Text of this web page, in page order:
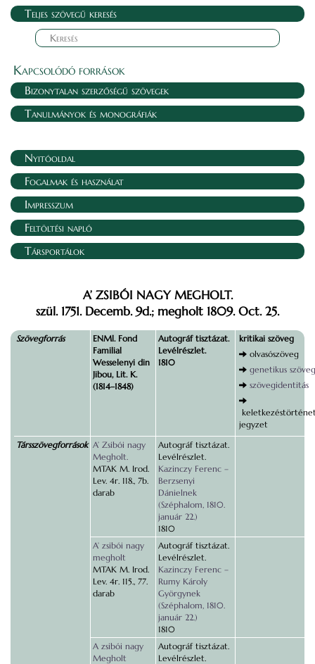
Teljes szövegű keresés
Kapcsolódó források
Bizonytalan szerzőségű szövegek
Tanulmányok és monográfiák
Nyitóoldal
Fogalmak és használat
Impresszum
Feltöltési napló
Társportálok
A’ ZSIBÓI NAGY MEGHOLT.
szül. 1751. Decemb. 9d.; megholt 1809. Oct. 25.
Szövegforrás
ENMl. Fond
Familial
Wesselenyi din
Jibou, Lit. K.
(1814–1848)
Autográf tisztázat.
Levélrészlet.
1810
kritikai szöveg
olvasószöveg
genetikus szöveg
szövegidentitás
jegyzet
Társszövegforrások A’ Zsibói nagy
Megholt.
MTAK M. Irod.
Lev. 4r. 118., 7b.
darab
Autográf tisztázat.
Levélrészlet.
Kazinczy Ferenc –
Berzsenyi
Dánielnek
(Széphalom, 1810.
január 22.)
1810
A’ zsibói nagy
megholt
MTAK M. Irod.
Lev. 4r. 115., 77.
darab
Autográf tisztázat.
Levélrészlet.
Kazinczy Ferenc –
Rumy Károly
Györgynek
(Széphalom, 1810.
január 22.)
1810
A zsibói nagy
Megholt
Autográf tisztázat.
Levélrészlet.